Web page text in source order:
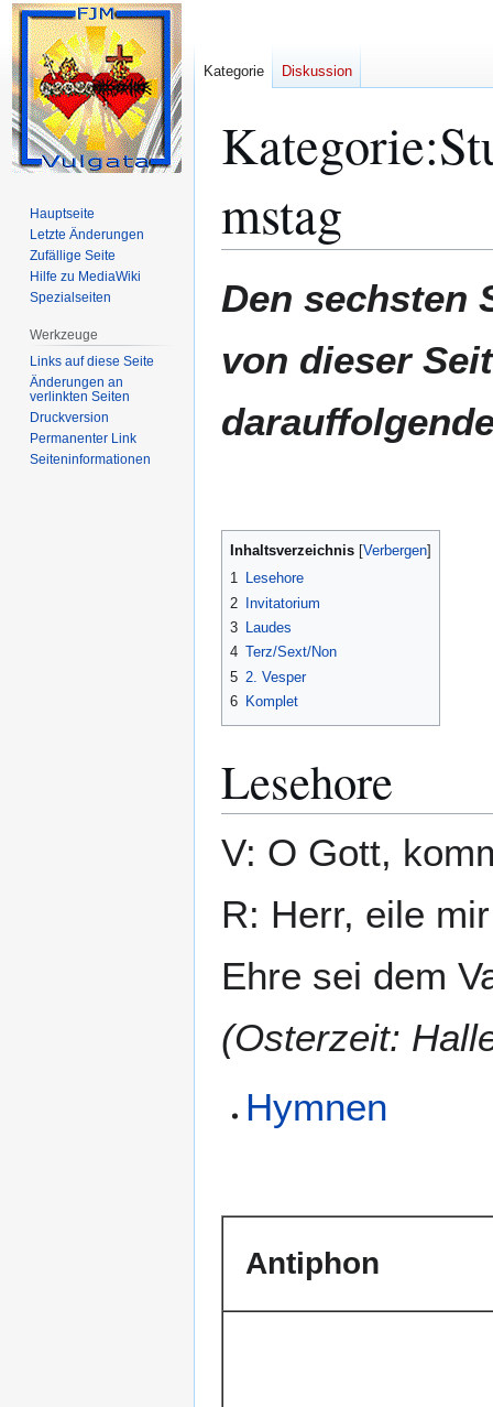
Kategorie:
mstag
Navigation
Suche
Den sechsten
von dieser
Inhaltsverzeichnis
1 Lesehore
2
Invitatorium
3 Laudes
4 Terz/Sext/Non
5 2. Vesper
6 Komplet
Lesehore
V: O Gott,
R: Herr, eile
Ehre sei dem
(Osterzeit:
Hymnen
Antiphon
Kategorie Diskussion
Hauptseite
Letzte Änderungen
Zufällige Seite
Hilfe zu MediaWiki
Spezialseiten
Werkzeuge
Links auf diese Seite
Änderungen an
verlinkten Seiten
Druckversion
Permanenter Link
Seiten­­informationen